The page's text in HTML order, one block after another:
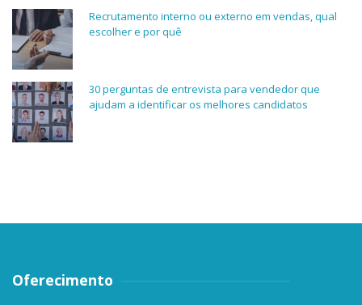
Recrutamento interno ou externo em vendas, qual
escolher e por quê
30 perguntas de entrevista para vendedor que
ajudam a identificar os melhores candidatos
Oferecimento